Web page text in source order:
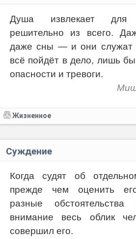
Душа извлекает для
решительно из всего.
даже сны — и они служат
всё пойдёт в дело, лишь
опасности и тревоги.
Жизненное
Суждение
Когда судят об
прежде чем оценить
разные
внимание весь облик
совершил его.